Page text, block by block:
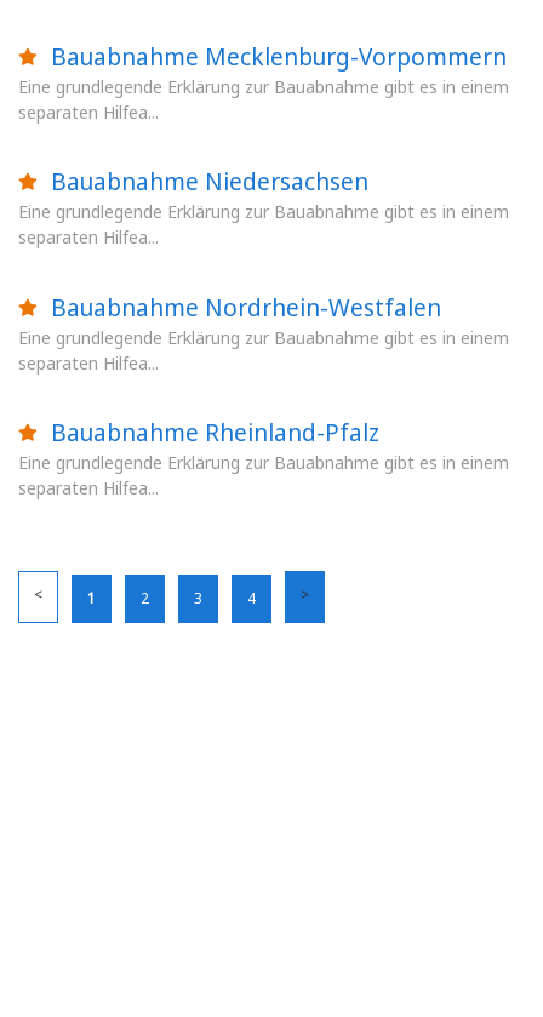
Bauabnahme Mecklenburg-Vorpommern
Eine grundlegende Erklärung zur Bauabnahme gibt es in einem
separaten Hilfea...
Bauabnahme Niedersachsen
Eine grundlegende Erklärung zur Bauabnahme gibt es in einem
separaten Hilfea...
Bauabnahme Nordrhein-Westfalen
Eine grundlegende Erklärung zur Bauabnahme gibt es in einem
separaten Hilfea...
Bauabnahme Rheinland-Pfalz
Eine grundlegende Erklärung zur Bauabnahme gibt es in einem
separaten Hilfea...
1 2 3 4